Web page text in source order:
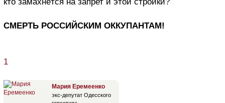
СМЕРТЬ РОССИЙСКИМ ОККУПАНТАМ!
1
Мария Еремеенко
экс-депутат Одесского